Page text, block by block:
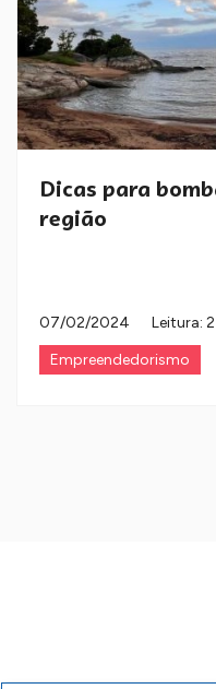
Dicas para
região
07/02/2024
Leitura:
Empreendedorismo